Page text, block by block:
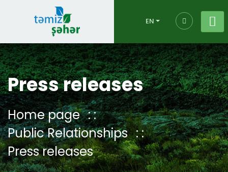
EN
Press releases
Home page
Public Relationships
Press releases